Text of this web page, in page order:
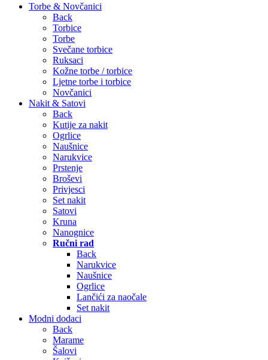
Torbe & Novčanici
Back
Torbice
Torbe
Svečane torbice
Ruksaci
Kožne torbe / torbice
Ljetne torbe i torbice
Novčanici
Nakit & Satovi
Back
Kutije za nakit
Ogrlice
Naušnice
Narukvice
Prstenje
Broševi
Privjesci
Set nakit
Satovi
Kruna
Nanognice
Ručni rad
Back
Narukvice
Naušnice
Ogrlice
Lančići za naočale
Set nakit
Modni dodaci
Back
Marame
Šalovi